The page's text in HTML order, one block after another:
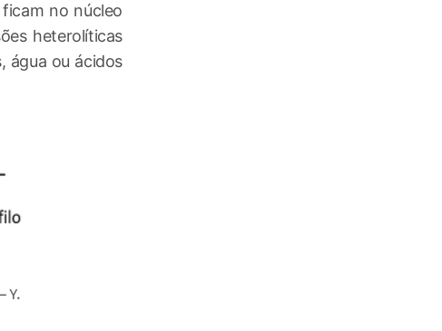
no núcleo
heterolíticas
água ou ácidos
Y.